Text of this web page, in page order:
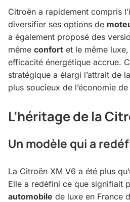
Citroën a rapidement compris
diversifier ses options de
a également proposé des
même confort et le même
efficacité énergétique accrue.
stratégique a élargi l’attrait de
plus soucieux de l’économie
L’héritage de la
Un modèle qui a
La Citroën XM V6 a été plus
Elle a redéfini ce que signifiait
automobile de luxe en France